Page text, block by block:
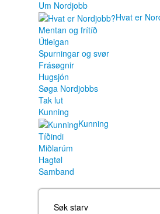
Um Nordjobb
Hvat er
Mentan og frítíð
Útleigan
Spurningar og svør
Frásøgnir
Hugsjón
Søga Nordjobbs
Tak lut
Kunning
Kunning
Tíðindi
Miðlarúm
Hagtøl
Samband
Søk starv